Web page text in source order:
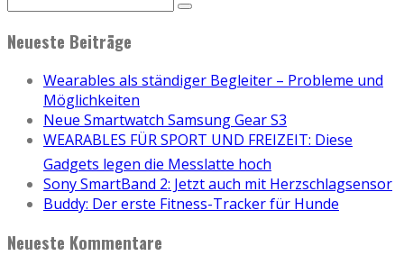
Neueste Beiträge
Wearables als ständiger Begleiter – Probleme und
Möglichkeiten
Neue Smartwatch Samsung Gear S3
WEARABLES FÜR SPORT UND FREIZEIT: Diese
Gadgets legen die Messlatte hoch
Sony SmartBand 2: Jetzt auch mit Herzschlagsensor
Buddy: Der erste Fitness-Tracker für Hunde
Neueste Kommentare